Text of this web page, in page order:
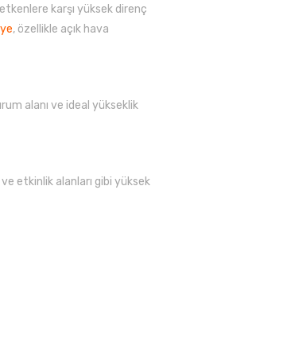
karşı yüksek direnç
, özellikle açık hava
alanı ve ideal yükseklik
etkinlik alanları gibi yüksek